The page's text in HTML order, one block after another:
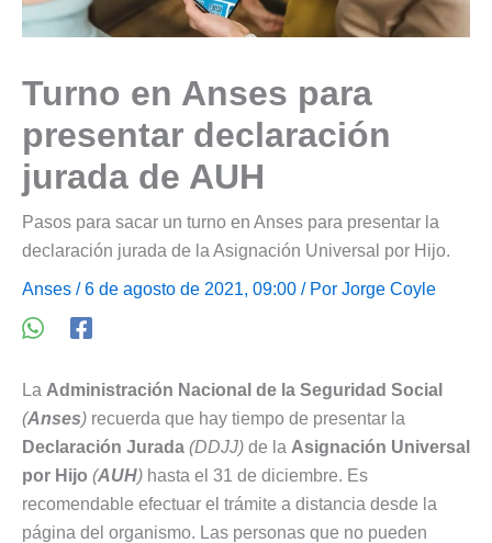
Turno en Anses para
presentar declaración
jurada de AUH
Pasos para sacar un turno en Anses para presentar la
declaración jurada de la Asignación Universal por Hijo.
Anses / 6 de agosto de 2021, 09:00 / Por Jorge Coyle
La Administración Nacional de la Seguridad Social
(Anses) recuerda que hay tiempo de presentar la
Declaración Jurada (DDJJ) de la Asignación Universal
por Hijo (AUH) hasta el 31 de diciembre. Es
recomendable efectuar el trámite a distancia desde la
página del organismo. Las personas que no pueden